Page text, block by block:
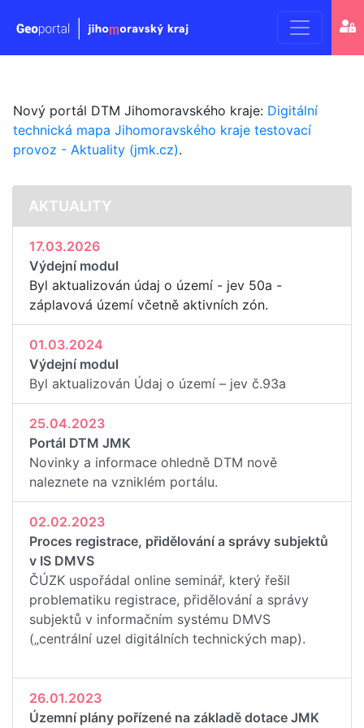
kraje
AKTUALITY
17.03.2026
Výdejní modul
Byl aktualizován údaj o území - jev 50a -
záplavová území včetně aktivních zón.
01.03.2024
Výdejní modul
Byl aktualizován Údaj o území – jev č.93a
25.04.2023
Portál DTM JMK
Novinky a informace ohledně DTM nově
naleznete na vzniklém portálu.
02.02.2023
Proces registrace, přidělování a správy subjektů
v IS DMVS
ČÚZK uspořádal online seminář, který řešil
problematiku registrace, přidělování a správy
subjektů v informačním systému DMVS
(„centrální uzel digitálních technických map).
26.01.2023
Územní plány pořízené na základě dotace JMK
Nový portál DTM Jihomoravského kraje: Digitální
technická mapa Jihomoravského kraje testovací
provoz - Aktuality (jmk.cz).